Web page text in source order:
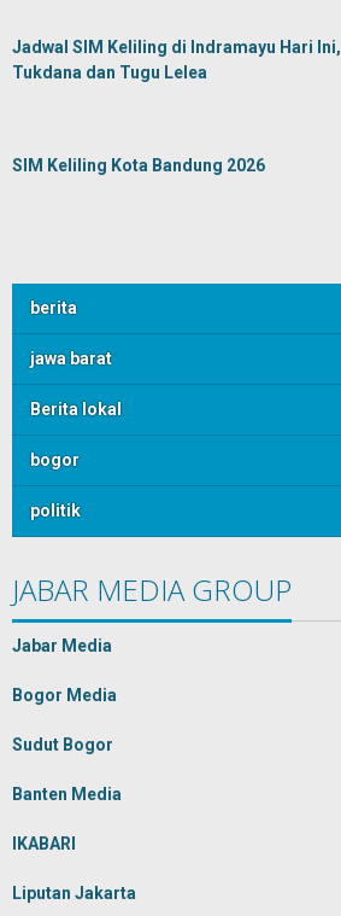
Jadwal SIM Keliling di Indramayu Hari Ini,
Tukdana dan Tugu Lelea
SIM Keliling Kota Bandung 2026
berita
jawa barat
Berita lokal
bogor
politik
JABAR MEDIA GROUP
Jabar Media
Bogor Media
Sudut Bogor
Banten Media
IKABARI
Liputan Jakarta